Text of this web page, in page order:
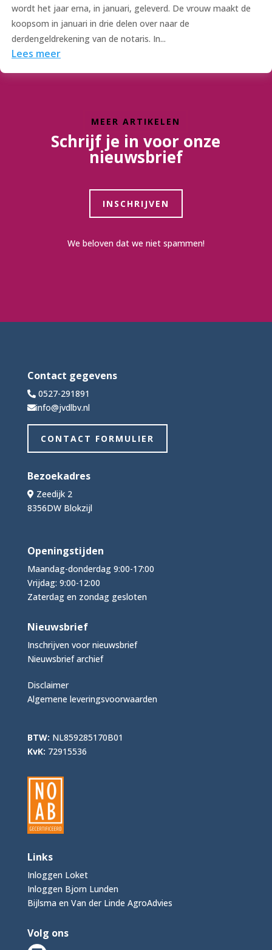
wordt het jaar erna, in januari, geleverd. De vrouw maakt de
koopsom in januari in drie delen over naar de
derdengeldrekening van de notaris. In...
Lees meer
MEER ARTIKELEN
Schrijf je in voor onze
nieuwsbrief
INSCHRIJVEN
We beloven dat we niet spammen!
Contact gegevens
0527-291891
info@jvdlbv.nl
CONTACT FORMULIER
Bezoekadres
Zeedijk 2
8356DW Blokzijl
Openingstijden
Maandag-donderdag 9:00-17:00
Vrijdag: 9:00-12:00
Zaterdag en zondag gesloten
Nieuwsbrief
Inschrijven voor nieuwsbrief
Nieuwsbrief archief
Disclaimer
Algemene leveringsvoorwaarden
BTW: NL859285170B01
KvK: 72915536
Links
Inloggen Loket
Inloggen Bjorn Lunden
Bijlsma en Van der Linde AgroAdvies
Volg ons